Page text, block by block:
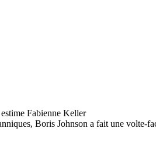
Boris Johnson a fait une volte-